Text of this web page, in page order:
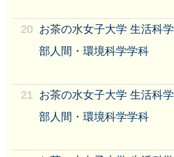
20 お茶の水女子大学 生活科学
部人間・環境科学学科
21
お茶の水女子大学 生活科学
部人間・環境科学学科